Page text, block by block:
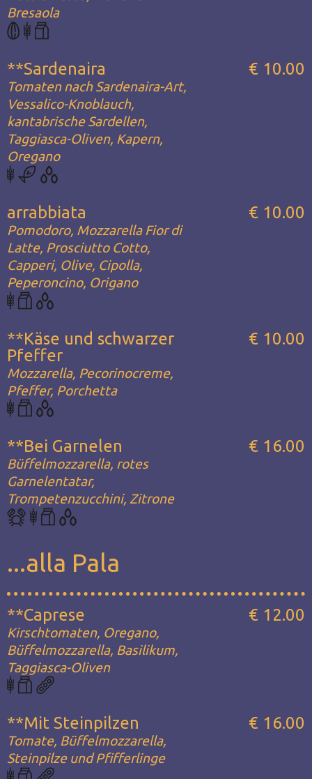
Bresaola
**Sardenaira
Tomaten nach Sardenaira-Art,
Vessalico-Knoblauch,
kantabrische Sardellen,
Taggiasca-Oliven, Kapern,
Oregano
€ 10.00
arrabbiata
Pomodoro, Mozzarella Fior di
Latte, Prosciutto Cotto,
Capperi, Olive, Cipolla,
Peperoncino, Origano
€ 10.00
**Käse und schwarzer
Pfeffer
Mozzarella, Pecorinocreme,
Pfeffer, Porchetta
€ 10.00
**Bei Garnelen
Büffelmozzarella, rotes
Garnelentatar,
Trompetenzucchini, Zitrone
€ 16.00
...alla Pala
**Caprese
Kirschtomaten, Oregano,
Büffelmozzarella, Basilikum,
Taggiasca-Oliven
€ 12.00
**Mit Steinpilzen
Tomate, Büffelmozzarella,
Steinpilze und Pfifferlinge
€ 16.00